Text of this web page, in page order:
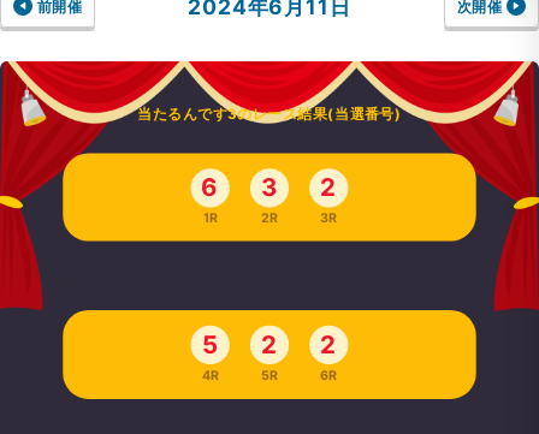
前開催 2024年6月11日 次開催
当たるんです3のレース結果(当選番号)
6
1R
3
2R
2
3R
5
4R
2
5R
2
6R